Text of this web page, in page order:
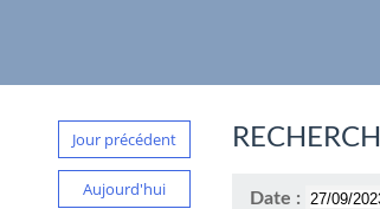
Jour précédent
Aujourd'hui Date :